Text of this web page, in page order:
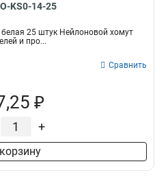
KS0-14-25
25 штук Нейлоновой хомут
и про...
Сравнить
₽
+